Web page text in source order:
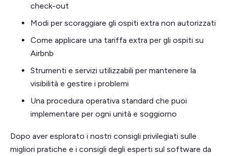
check-out
Modi per scoraggiare gli ospiti extra non autorizzati
Come applicare una tariffa extra per gli ospiti su
Airbnb
Strumenti e servizi utilizzabili per mantenere la
visibilità e gestire i problemi
Una procedura operativa standard che puoi
implementare per ogni unità e soggiorno
Dopo aver esplorato i nostri consigli privilegiati sulle
migliori pratiche e i consigli degli esperti sul software da